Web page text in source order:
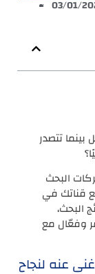
تتصدر
البحث
قناتك في
البحث،
وفعّال مع
عنه لنجاح